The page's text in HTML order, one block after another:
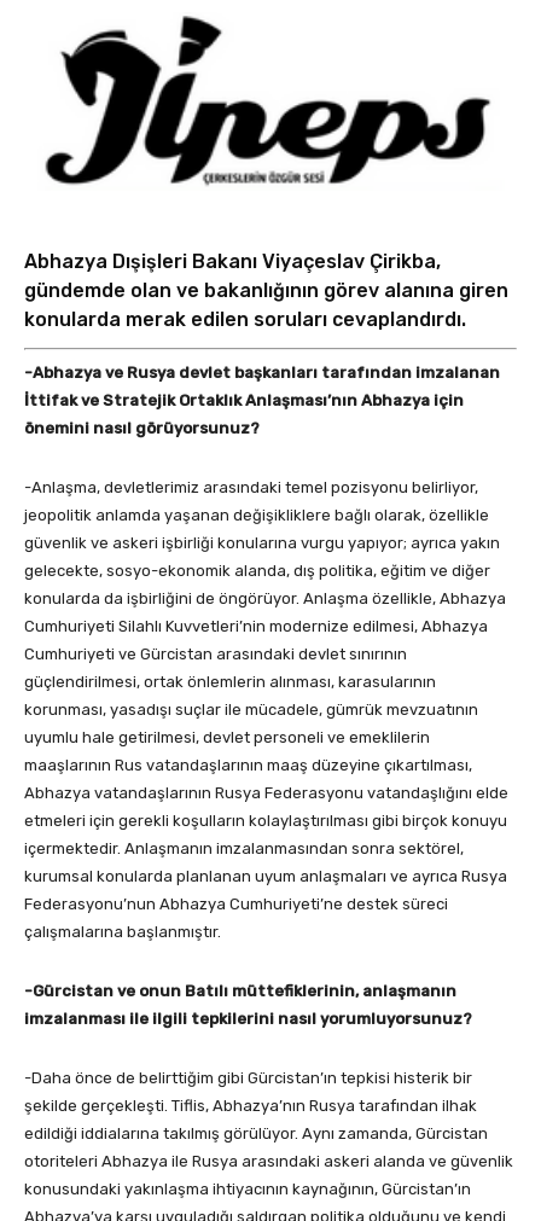
Abhazya Dışişleri Bakanı Viyaçeslav Çirikba,
gündemde olan ve bakanlığının görev alanına giren
konularda merak edilen soruları cevaplandırdı.
-Abhazya ve Rusya devlet başkanları tarafından imzalanan
İttifak ve Stratejik Ortaklık Anlaşması’nın Abhazya için
önemini nasıl görüyorsunuz?
-Anlaşma, devletlerimiz arasındaki temel pozisyonu belirliyor,
jeopolitik anlamda yaşanan değişikliklere bağlı olarak, özellikle
güvenlik ve askeri işbirliği konularına vurgu yapıyor; ayrıca yakın
gelecekte, sosyo-ekonomik alanda, dış politika, eğitim ve diğer
konularda da işbirliğini de öngörüyor. Anlaşma özellikle, Abhazya
Cumhuriyeti Silahlı Kuvvetleri’nin modernize edilmesi, Abhazya
Cumhuriyeti ve Gürcistan arasındaki devlet sınırının
güçlendirilmesi, ortak önlemlerin alınması, karasularının
korunması, yasadışı suçlar ile mücadele, gümrük mevzuatının
uyumlu hale getirilmesi, devlet personeli ve emeklilerin
maaşlarının Rus vatandaşlarının maaş düzeyine çıkartılması,
Abhazya vatandaşlarının Rusya Federasyonu vatandaşlığını elde
etmeleri için gerekli koşulların kolaylaştırılması gibi birçok konuyu
içermektedir. Anlaşmanın imzalanmasından sonra sektörel,
kurumsal konularda planlanan uyum anlaşmaları ve ayrıca Rusya
Federasyonu’nun Abhazya Cumhuriyeti’ne destek süreci
çalışmalarına başlanmıştır.
-Gürcistan ve onun Batılı müttefiklerinin, anlaşmanın
imzalanması ile ilgili tepkilerini nasıl yorumluyorsunuz?
-Daha önce de belirttiğim gibi Gürcistan’ın tepkisi histerik bir
şekilde gerçekleşti. Tiflis, Abhazya’nın Rusya tarafından ilhak
edildiği iddialarına takılmış görülüyor. Aynı zamanda, Gürcistan
otoriteleri Abhazya ile Rusya arasındaki askeri alanda ve güvenlik
konusundaki yakınlaşma ihtiyacının kaynağının, Gürcistan’ın
Abhazya’ya karşı uyguladığı saldırgan politika olduğunu ve kendi